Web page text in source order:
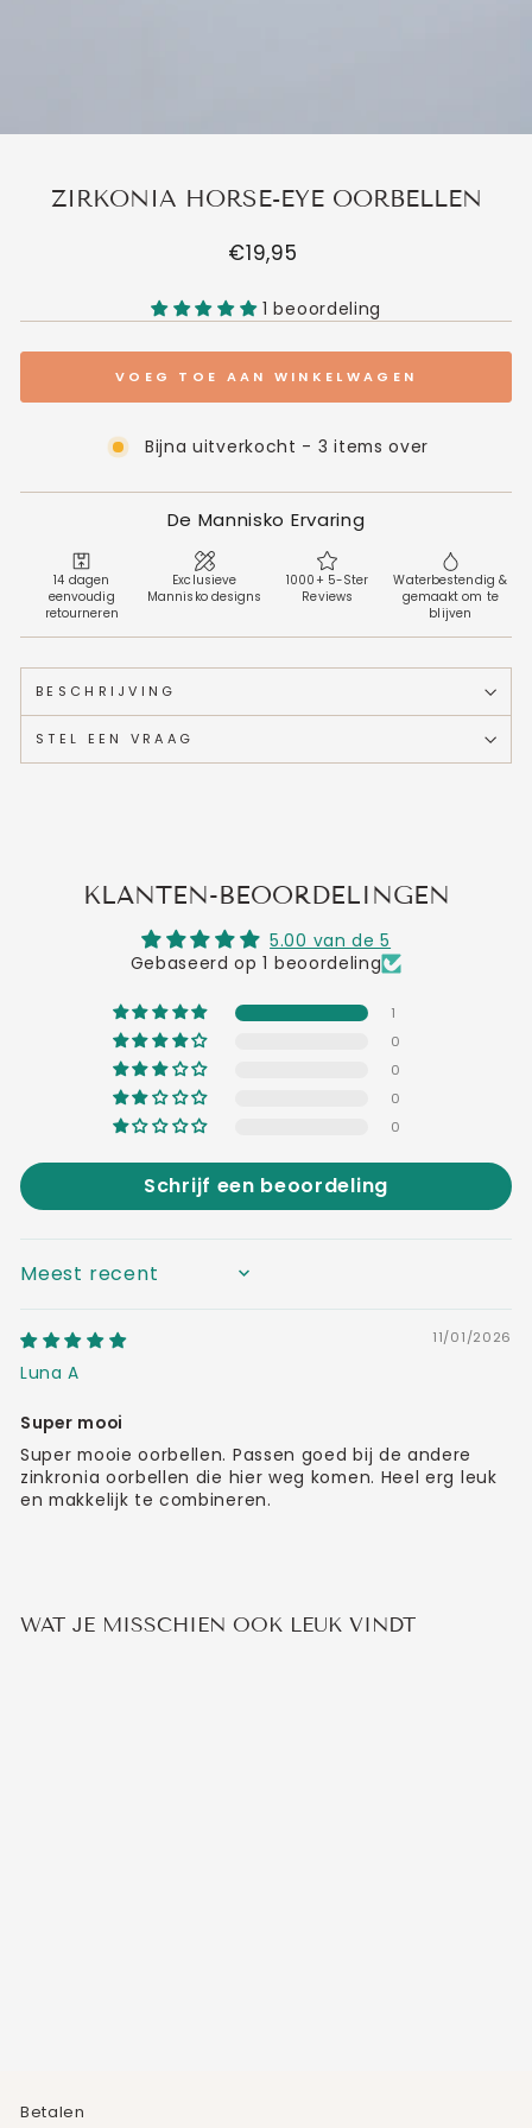
ZIRKONIA HORSE-EYE OORBELLEN
Normale
€19,95
1 beoordeling
VOEG TOE AAN WINKELWAGEN
Bijna uitverkocht - 3 items over
De Mannisko Ervaring
14 dagen
eenvoudig
retourneren
Exclusieve
Mannisko designs
1000+ 5-Ster
Reviews
Waterbestendig &
gemaakt om te
blijven
BESCHRIJVING
STEL EEN VRAAG
KLANTEN-BEOORDELINGEN
5.00 van de 5
Gebaseerd op 1 beoordeling
1
0
0
0
0
Schrijf een beoordeling
SORT BY
11/01/2026
Luna A
Super mooi
Super mooie oorbellen. Passen goed bij de andere
zinkronia oorbellen die hier weg komen. Heel erg leuk
en makkelijk te combineren.
WAT JE MISSCHIEN OOK LEUK VINDT
Betalen